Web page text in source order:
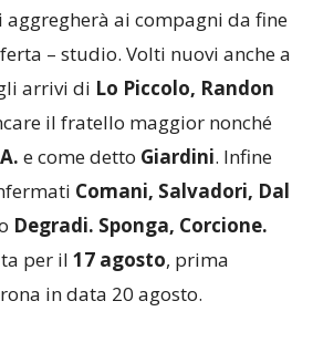
aggregherà ai compagni da fine
– studio. Volti nuovi anche a
arrivi di Lo Piccolo, Randon
il fratello maggior nonché
e come detto Giardini. Infine
Comani, Salvadori, Dal
Degradi. Sponga, Corcione.
per il 17 agosto, prima
in data 20 agosto.